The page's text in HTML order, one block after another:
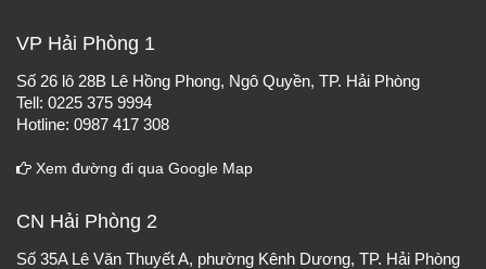
VP Hải Phòng 1
Số 26 lô 28B Lê Hồng Phong, Ngô Quyền, TP. Hải Phòng
Tell: 0225 375 9994
Hotline: 0987 417 308
Xem đường đi qua Google Map
CN Hải Phòng 2
Số 35A Lê Văn Thuyết A, phường Kênh Dương, TP. Hải Phòng